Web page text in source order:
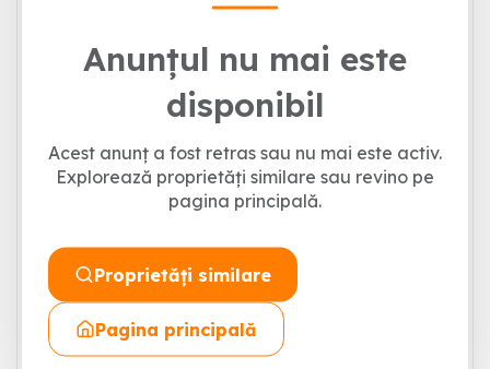
Laurentiu Rosu
0773 823 645
rosu.laurentiu@proimob.ro
Anunțul nu mai este
disponibil
Acest anunț a fost retras sau nu mai este activ.
Explorează proprietăți similare sau revino pe
pagina principală.
Proprietăți similare
Pagina principală